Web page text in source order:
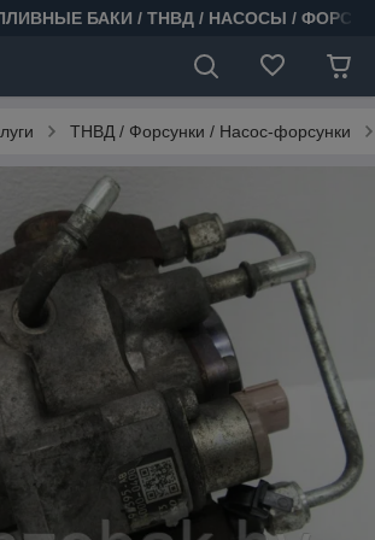
БАКИ / ТНВД / НАСОСЫ /
ТНВД / Форсунки / Насос-форсунки